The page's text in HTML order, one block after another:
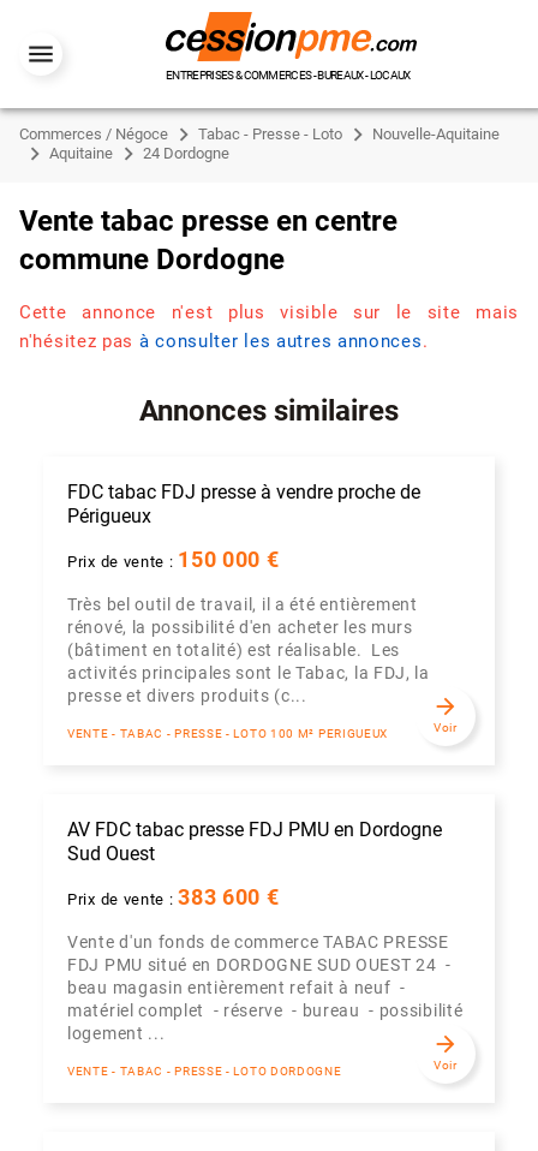
ENTREPRISES & COMMERCES - BUREAUX - LOCAUX
Commerces / Négoce Tabac - Presse - Loto
Nouvelle-Aquitaine
Aquitaine
24 Dordogne
Vente tabac presse en centre
commune Dordogne
Cette annonce n'est plus visible sur le site mais
n'hésitez pas à consulter les autres annonces.
Annonces similaires
FDC tabac FDJ presse à vendre proche de
Périgueux
Prix de vente : 150 000 €
Très bel outil de travail, il a été entièrement
rénové, la possibilité d'en acheter les murs
(bâtiment en totalité) est réalisable. Les
activités principales sont le Tabac, la FDJ, la
presse et divers produits (c...
VENTE - TABAC - PRESSE - LOTO 100 M² PERIGUEUX
arrow_forward
Voir
AV FDC tabac presse FDJ PMU en Dordogne
Sud Ouest
Prix de vente :383 600 €
Vente d'un fonds de commerce TABAC PRESSE
FDJ PMU situé en DORDOGNE SUD OUEST 24 -
beau magasin entièrement refait à neuf -
matériel complet - réserve - bureau - possibilité
logement ...
VENTE - TABAC - PRESSE - LOTO DORDOGNE
arrow_forward
Voir